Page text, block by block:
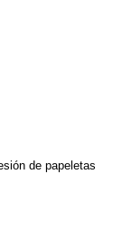
de papeletas